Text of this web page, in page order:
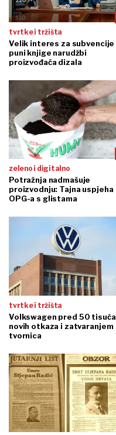
tvrtke i tržišta
Velik interes za subvencije
puni knjige narudžbi
proizvođača dizala
zeleno i digitalno
Potražnja nadmašuje
proizvodnju: Tajna uspjeha
OPG-a s glistama
tvrtke i tržišta
Volkswagen pred 50 tisuća
novih otkaza i zatvaranjem
tvornica